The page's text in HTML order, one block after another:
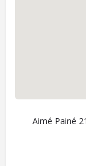
Aimé Painé